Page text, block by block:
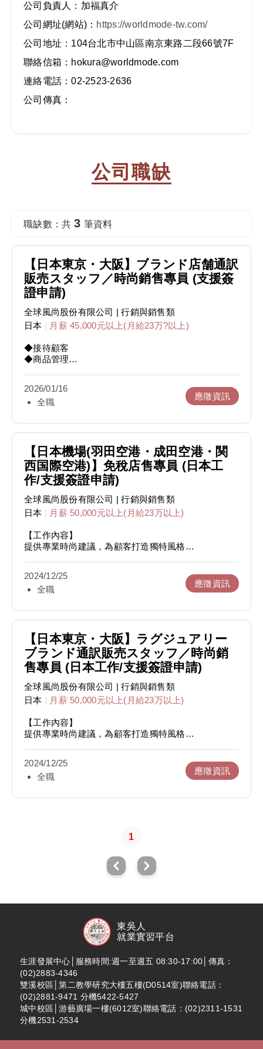
公司負責人：加福真介
公司網址(網站)： https://worldmode-tw.com/
公司地址：104台北市中山區南京東路二段66號7F
聯絡信箱：hokura@worldmode.com
連絡電話：02-2523-2636
公司傳真：
公司職缺
職缺數：共 3 筆資料
【日本東京・大阪】ブランド店舗通訳
販売スタッフ／時尚銷售專員 (支援簽
證申請)
全球風尚股份有限公司 | 行銷與銷售類
日本
月薪 45,000元以上(月給23万?以上)
◆接待顧客
◆商品管理
2026/01/16
全職
應徵資訊
【日本機場(羽田空港・成田空港・関
西国際空港)】免稅店售專員 (日本工
作/支援簽證申請)
全球風尚股份有限公司 | 行銷與銷售類
日本
月薪 50,000元以上(月給23万以上)
【工作內容】
提供專業時尚建議，為顧客打造獨特風格
顧客接待，商品銷售
2024/12/25
全職
應徵資訊
【日本東京・大阪】ラグジュアリー
ブランド通訳販売スタッフ／時尚銷
售專員 (日本工作/支援簽證申請)
全球風尚股份有限公司 | 行銷與銷售類
日本
月薪 50,000元以上(月給23万以上)
【工作內容】
提供專業時尚建議，為顧客打造獨特風格
顧客接待，商品銷售
2024/12/25
全職
應徵資訊
1
東吳人
就業實習平台
生涯發展中心│服務時間:週一至週五 08:30-17:00│傳真：
(02)2883-4346
雙溪校區│第二教學研究大樓五樓(D0514室)聯絡電話：
(02)2881-9471 分機5422-5427
城中校區│游藝廣場一樓(6012室)聯絡電話：(02)2311-1531
分機2531-2534